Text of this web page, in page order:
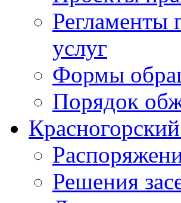
Регламенты
услуг
Формы
Порядок
Решения